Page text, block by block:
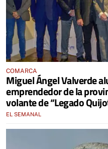
COMARCA
Miguel Ángel Valverde
emprendedor de la
volante de “Legado
EL SEMANAL